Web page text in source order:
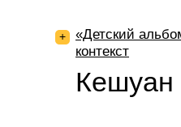
+
«Детский
контекст